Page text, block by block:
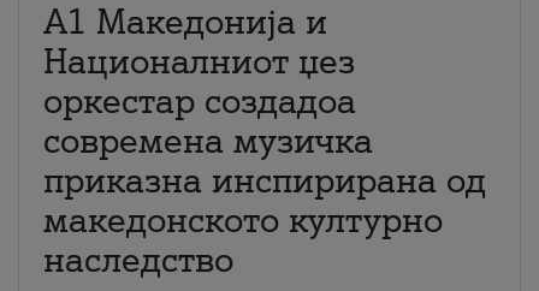
А1 Македонија и
Националниот џез
оркестар создадоа
современа музичка
приказна инспирирана од
македонското културно
наследство